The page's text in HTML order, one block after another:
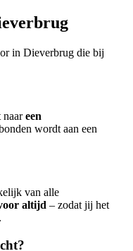
in Dieverbrug die bij
naareen
wordt aan een
van alle
altijd – zodat jij het